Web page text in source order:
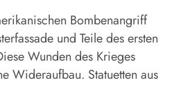
Bombenangriff
und Teile des ersten
Wunden des Krieges
Wideraufbau. Statuetten aus